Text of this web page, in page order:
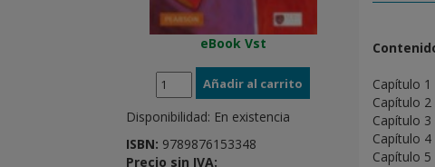
eBook Vst
Disponibilidad: En existencia
ISBN: 9789876153348
Precio sin IVA:
Capítulo
Capítulo
Capítulo
Capítulo
Capítulo